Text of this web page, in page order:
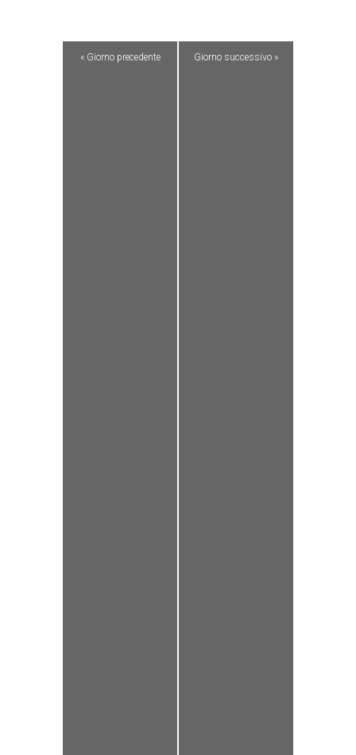
« Giorno precedente Giorno successivo »